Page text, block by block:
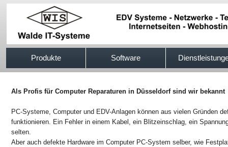
Produkte Software
Als Profis für Computer Reparaturen in Düsseldorf sind wir bekannt
PC-Systeme, Computer und EDV-Anlagen können aus vielen Gründen
funktionieren. Ein Fehler in einem Kabel, ein Blitzeinschlag, ein
selten.
Aber auch defekte Hardware im Computer PC-System selber, wie